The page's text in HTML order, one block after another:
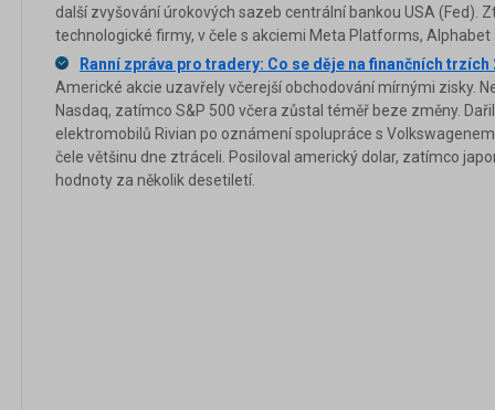
další zvyšování úrokových sazeb centrální bankou USA (Fed).
technologické firmy, v čele s akciemi Meta Platforms, Alphabet
Ranní zpráva pro tradery: Co se děje na finančních trzích
Americké akcie uzavřely včerejší obchodování mírnými zisky.
Nasdaq, zatímco S&P 500 včera zůstal téměř beze změny.
elektromobilů Rivian po oznámení spolupráce s
čele většinu dne ztráceli. Posiloval americký dolar, zatímco
hodnoty za několik desetiletí.